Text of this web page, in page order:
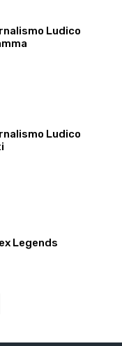
Ludico
Ludico
Legends